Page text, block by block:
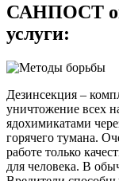
САНПОСТ
услуги:
Дезинсекция –
уничтожение всех
ядохимикатами
горячего тумана.
работе только
для человека. В